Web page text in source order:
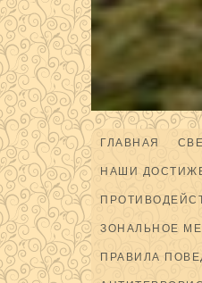
ГЛАВНАЯ
НАШИ
ЗОНАЛЬНОЕ
ПРАВИЛА